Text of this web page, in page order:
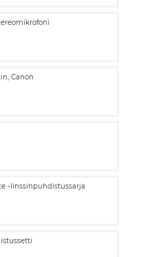
Canon
-linssinpuhdistussarja